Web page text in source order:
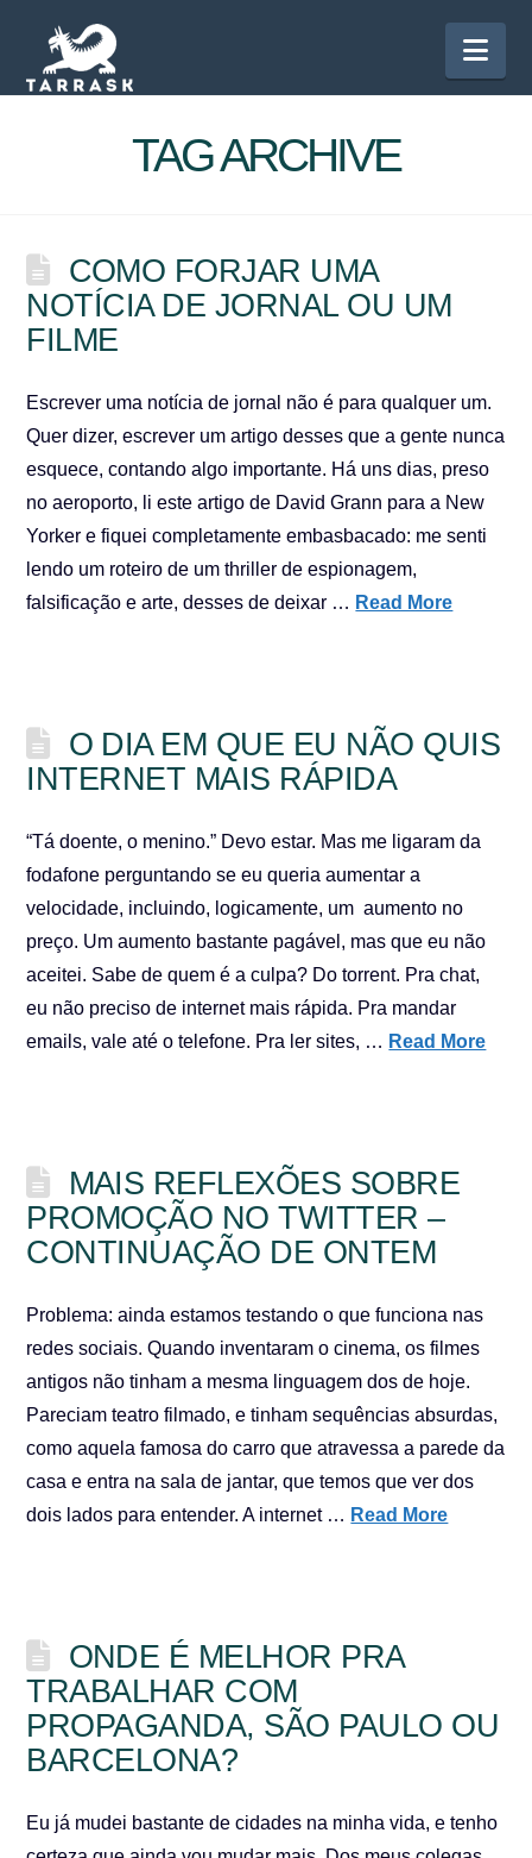
TAG ARCHIVE
COMO FORJAR UMA
NOTÍCIA DE JORNAL OU UM
FILME
Escrever uma notícia de jornal não é para qualquer um.
Quer dizer, escrever um artigo desses que a gente nunca
esquece, contando algo importante. Há uns dias, preso
no aeroporto, li este artigo de David Grann para a New
Yorker e fiquei completamente embasbacado: me senti
lendo um roteiro de um thriller de espionagem,
falsificação e arte, desses de deixar … Read More
O DIA EM QUE EU NÃO QUIS
INTERNET MAIS RÁPIDA
“Tá doente, o menino.” Devo estar. Mas me ligaram da
fodafone perguntando se eu queria aumentar a
velocidade, incluindo, logicamente, um aumento no
preço. Um aumento bastante pagável, mas que eu não
aceitei. Sabe de quem é a culpa? Do torrent. Pra chat,
eu não preciso de internet mais rápida. Pra mandar
emails, vale até o telefone. Pra ler sites, … Read More
MAIS REFLEXÕES SOBRE
PROMOÇÃO NO TWITTER –
CONTINUAÇÃO DE ONTEM
Problema: ainda estamos testando o que funciona nas
redes sociais. Quando inventaram o cinema, os filmes
antigos não tinham a mesma linguagem dos de hoje.
Pareciam teatro filmado, e tinham sequências absurdas,
como aquela famosa do carro que atravessa a parede da
casa e entra na sala de jantar, que temos que ver dos
dois lados para entender. A internet … Read More
ONDE É MELHOR PRA
TRABALHAR COM
PROPAGANDA, SÃO PAULO OU
BARCELONA?
Eu já mudei bastante de cidades na minha vida, e tenho